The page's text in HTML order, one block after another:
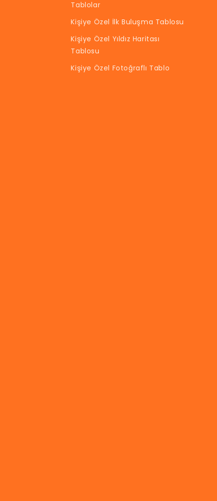
Tablolar
Kişiye Özel İlk Buluşma Tablosu
Kişiye Özel Yıldız Haritası
Tablosu
Kişiye Özel Fotoğraflı Tablo